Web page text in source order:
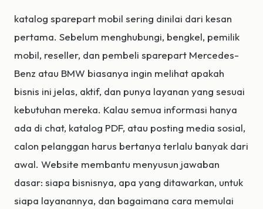
katalog sparepart mobil sering dinilai dari kesan
pertama. Sebelum menghubungi, bengkel, pemilik
mobil, reseller, dan pembeli sparepart Mercedes-
Benz atau BMW biasanya ingin melihat apakah
bisnis ini jelas, aktif, dan punya layanan yang sesuai
kebutuhan mereka. Kalau semua informasi hanya
ada di chat, katalog PDF, atau posting media sosial,
calon pelanggan harus bertanya terlalu banyak dari
awal. Website membantu menyusun jawaban
dasar: siapa bisnisnya, apa yang ditawarkan, untuk
siapa layanannya, dan bagaimana cara memulai